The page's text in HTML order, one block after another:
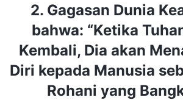
2. Gagasan Dunia
bahwa: “Ketika
Kembali, Dia akan
Diri kepada Manusia
Rohani yang